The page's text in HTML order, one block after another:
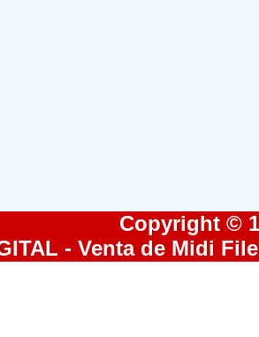
Copyright ©
- Venta de Midi